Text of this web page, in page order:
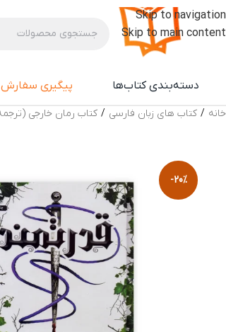
Skip to navigation
Skip to main content
دسته‌بندی کتاب‌ها پیگیری سفارش
خانه / کتاب های زبان فارسی / کتاب رمان خارجی
-20%